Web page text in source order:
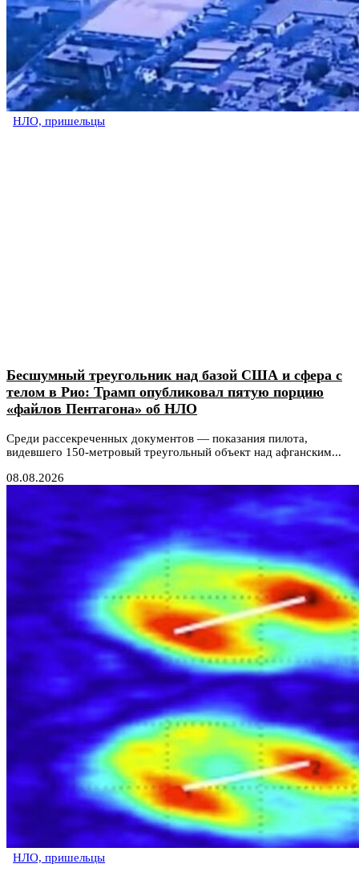
НЛО, пришельцы
Бесшумный треугольник над базой США и сфера с
телом в Рио: Трамп опубликовал пятую порцию
«файлов Пентагона» об НЛО
Среди рассекреченных документов — показания пилота,
видевшего 150-метровый треугольный объект над афганским...
08.08.2026
НЛО, пришельцы